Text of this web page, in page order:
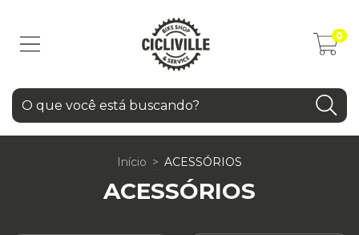
0
Início > ACESSÓRIOS
ACESSÓRIOS